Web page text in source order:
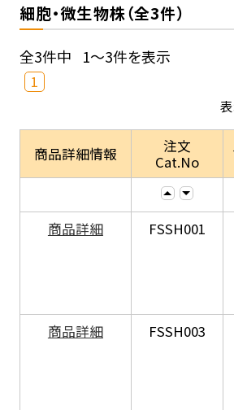
細胞・微生物株（全3件）
全3件中 1～3件を表示
1
商品詳細情報
注文
Cat.No
商品詳細 FSSH001
商品詳細
FSSH003